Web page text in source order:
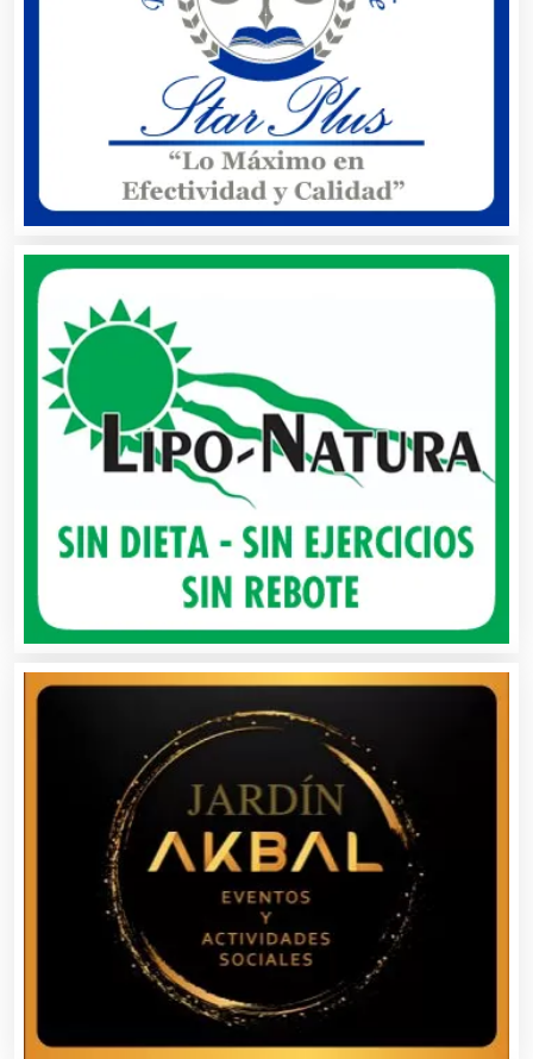
Aseguradoras
Asesores Técnicos
Asesoría Fiscal
Asociaciones Civiles
Asociaciones Empresariales
Audio, Sonido e Iluminación
Audios para Eventos
Autobuses
Automatización
Automóviles Nuevos y Usados
Autopartes Eléctricas